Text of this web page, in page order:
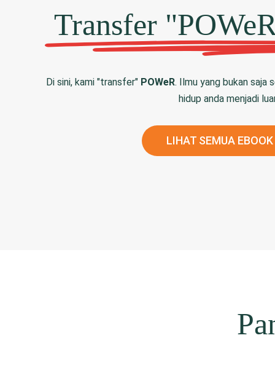
Transfer
Di sini, kami "transfer" POWeR. Ilmu yang bukan saja
hidup anda menjadi
LIHAT SEMUA EBOOK